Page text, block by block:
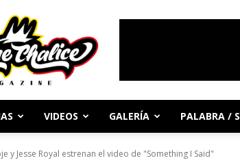
Periodismo
y
Cultura
Reggae
VIDEOS GALERÍA PALABRA /
y Jesse Royal estrenan el video de "Something I Said"